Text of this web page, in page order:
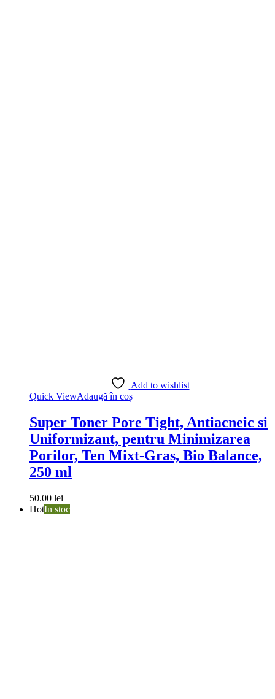
Add to wishlist
Quick ViewAdaugă în coș
Super Toner Pore Tight, Antiacneic si
Uniformizant, pentru Minimizarea
Porilor, Ten Mixt-Gras, Bio Balance,
250 ml
50.00 lei
HotIn stoc